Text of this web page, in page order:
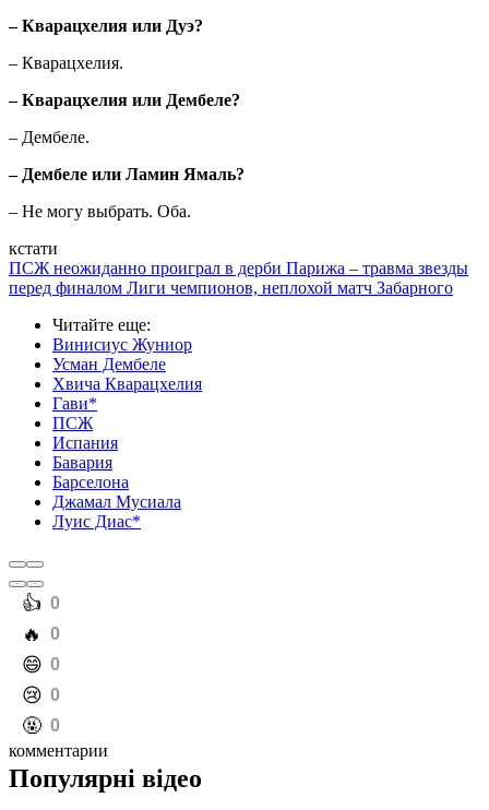
– Кварацхелия или Дуэ?
– Кварацхелия.
– Кварацхелия или Дембеле?
– Дембеле.
– Дембеле или Ламин Ямаль?
– Не могу выбрать. Оба.
кстати
ПСЖ неожиданно проиграл в дерби Парижа – травма звезды
перед финалом Лиги чемпионов, неплохой матч Забарного
Читайте еще:
Винисиус Жуниор
Усман Дембеле
Хвича Кварацхелия
Гави*
ПСЖ
Испания
Бавария
Барселона
Джамал Мусиала
Луис Диас*
️👍 0
️🔥 0
️😄 0
️😢 0
️🤬 0
комментарии